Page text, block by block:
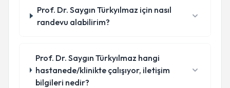
Prof. Dr. Saygın Türkyılmaz için nasıl
randevu alabilirim?
Prof. Dr. Saygın Türkyılmaz hangi
hastanede/klinikte çalışıyor, iletişim
bilgileri nedir?